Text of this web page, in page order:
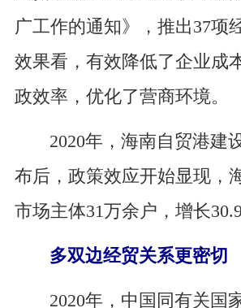
广工作的通知》，推出37项
效果看，有效降低了企业成
政效率，优化了营商环境。
2020年，海南自贸港建
布后，政策效应开始显现，
市场主体31万余户，增长
多双边经贸关系更密切
2020年，中国同有关国